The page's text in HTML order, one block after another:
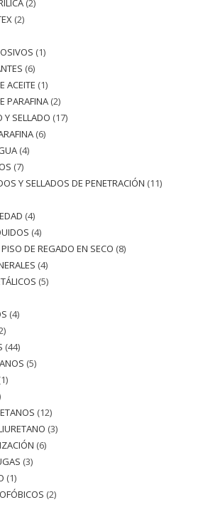
2
2
1
6
ACEITE 1
PARAFINA 2
Y SELLADO 17
6
4
7
Y SELLADOS DE PENETRACIÓN 11
4
4
DE REGADO EN SECO 8
4
5
4
44
5
1
12
3
6
3
1
2